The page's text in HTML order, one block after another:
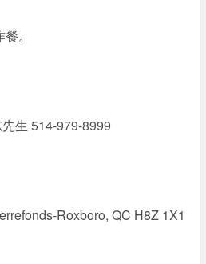
。
生 514-979-8999
Roxboro, QC H8Z 1X1